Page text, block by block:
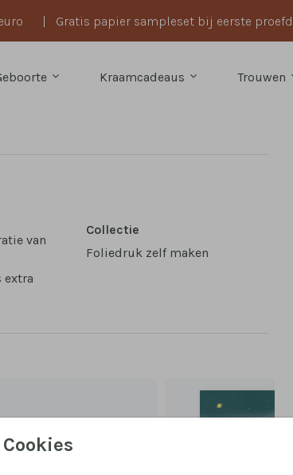
| Gratis papier sampleset bij eerste
Kraamcadeaus Trouwen
Cookies
van
extra
Collectie
Foliedruk zelf maken